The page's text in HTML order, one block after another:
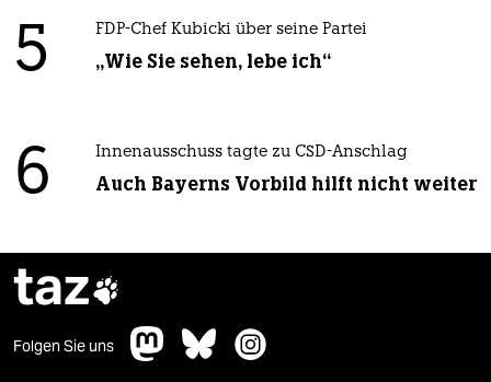
5 FDP-Chef Kubicki über seine Partei
„Wie Sie sehen, lebe ich“
6 Innenausschuss tagte zu CSD-Anschlag
Auch Bayerns Vorbild hilft nicht weiter
taz
Folgen Sie uns